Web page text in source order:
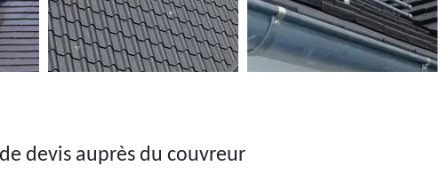
devis auprès du couvreur